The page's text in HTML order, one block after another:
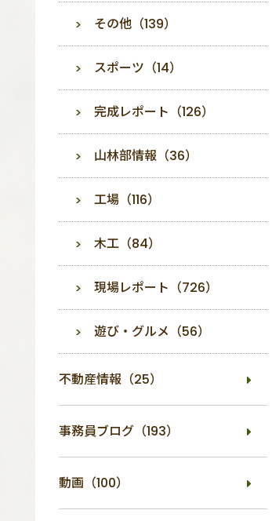
その他（139）
スポーツ（14）
完成レポート（126）
山林部情報（36）
工場（116）
木工（84）
現場レポート（726）
遊び・グルメ（56）
不動産情報（25）
事務員ブログ（193）
動画（100）